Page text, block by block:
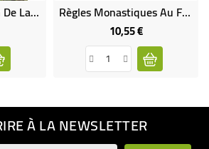
Vinifera BIO, Le Vin De La Discorde Règles Monastiques Au Féminin (Occasion)
10,55 €Prix
À LA NEWSLETTER